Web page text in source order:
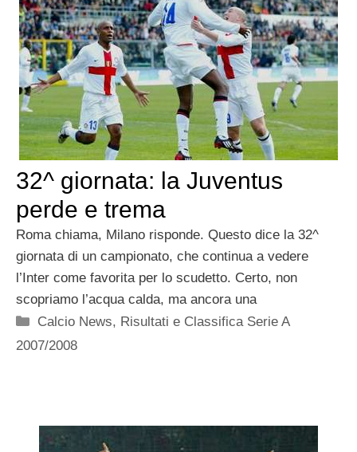
32^ giornata: la Juventus
perde e trema
Roma chiama, Milano risponde. Questo dice la 32^
giornata di un campionato, che continua a vedere
l’Inter come favorita per lo scudetto. Certo, non
scopriamo l’acqua calda, ma ancora una
Categorie
Calcio News, Risultati e Classifica Serie A
2007/2008